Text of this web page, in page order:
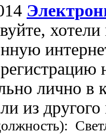
лично
из